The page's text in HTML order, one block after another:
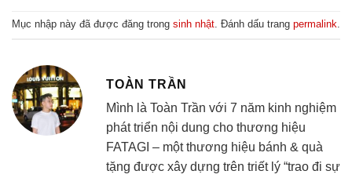
Mục nhập này đã được đăng trong sinh nhật . Đánh dấu trang permalink
TOÀN TRẦN
Mình là Toàn Trần với 7 năm kinh nghiệm
phát triển nội dung cho thương hiệu
FATAGI – một thương hiệu bánh & quà
tặng được xây dựng trên triết lý “trao đi sự